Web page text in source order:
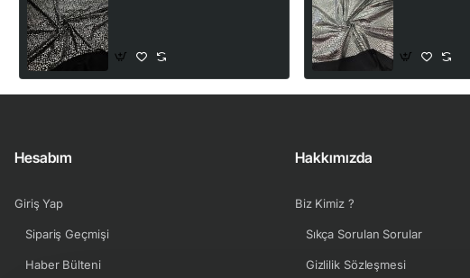
Hesabım
Giriş Yap
Sipariş Geçmişi
Haber Bülteni
Hakkımızda
Biz Kimiz ?
Sıkça Sorulan Sorular
Gizlilik Sözleşmesi